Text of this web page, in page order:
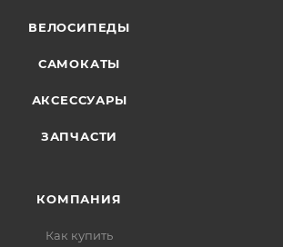
ВЕЛОСИПЕДЫ
САМОКАТЫ
АКСЕССУАРЫ
ЗАПЧАСТИ
КОМПАНИЯ
Как купить